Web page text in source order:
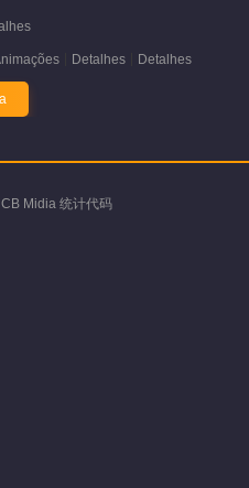
Detalhes Detalhes
Midia 统计代码